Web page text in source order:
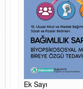
Ek Sayı